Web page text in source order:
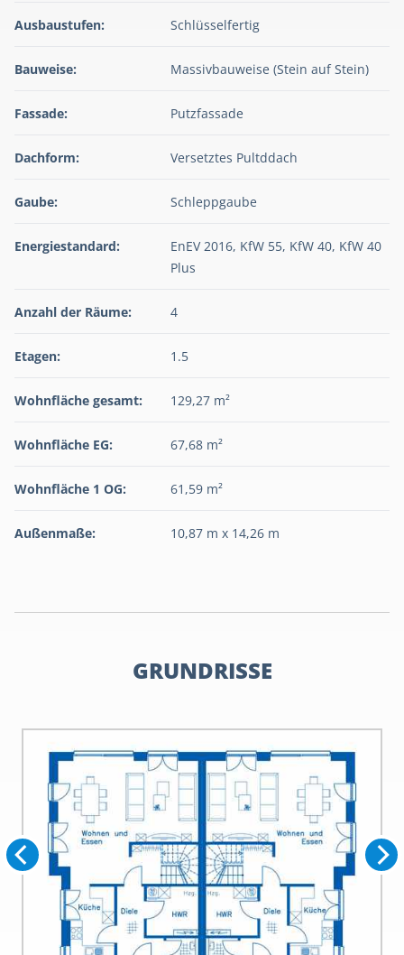
Ausbaustufen: Schlüsselfertig
Bauweise: Massivbauweise (Stein auf Stein)
Fassade: Putzfassade
Dachform: Versetztes Pultddach
Gaube: Schleppgaube
Energiestandard:
EnEV 2016, KfW 55, KfW 40, KfW 40
Plus
Anzahl der Räume: 4
Etagen: 1.5
Wohnfläche gesamt: 129,27 m²
Wohnfläche EG: 67,68 m²
Wohnfläche 1 OG: 61,59 m²
Außenmaße: 10,87 m x 14,26 m
GRUNDRISSE